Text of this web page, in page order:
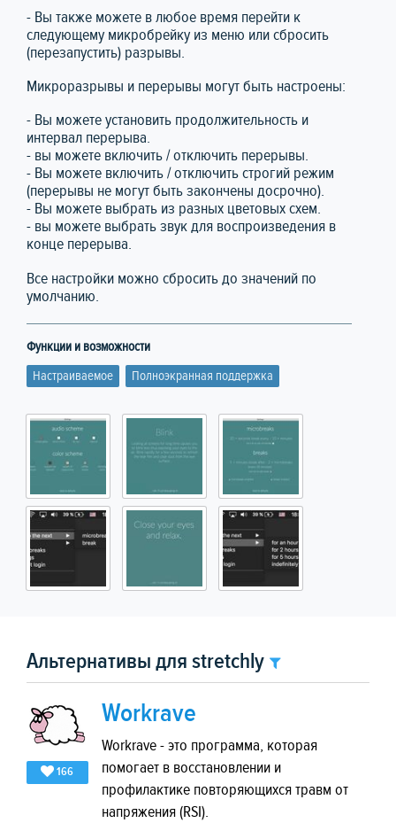
- Вы также можете в любое время перейти к
следующему микробрейку из меню или сбросить
(перезапустить) разрывы.
Микроразрывы и перерывы могут быть настроены:
- Вы можете установить продолжительность и
интервал перерыва.
- вы можете включить / отключить перерывы.
- Вы можете включить / отключить строгий режим
(перерывы не могут быть закончены досрочно).
- Вы можете выбрать из разных цветовых схем.
- вы можете выбрать звук для воспроизведения в
конце перерыва.
Все настройки можно сбросить до значений по
умолчанию.
Функции и возможности
Настраиваемое
Полноэкранная поддержка
Альтернативы для stretchly
166
Workrave
Workrave - это программа, которая
помогает в восстановлении и
профилактике повторяющихся травм от
напряжения (RSI).